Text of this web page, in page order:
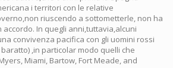
i territori con le relative
riuscendo a sottometterle, non ha
In quegli anni,tuttavia,alcuni
convivenza pacifica con gli uomini rossi
,in particolar modo quelli che
Miami, Bartow, Fort Meade, and